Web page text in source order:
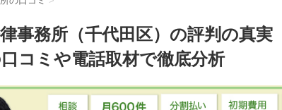
事務所（千代田区）の評判の真実
コミや電話取材で徹底分析